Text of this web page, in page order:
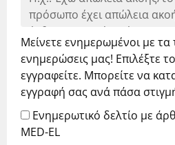
Μείνετε ενημερωμένοι με τα
ενημερώσεις μας! Επιλέξτε
εγγραφείτε. Μπορείτε να
εγγραφή σας ανά πάσα
Ενημερωτικό δελτίο με
MED-EL